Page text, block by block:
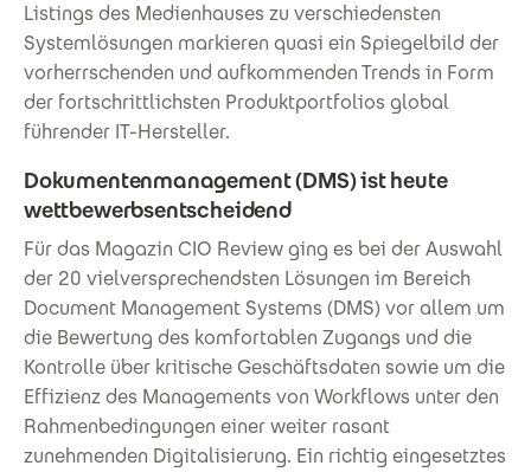
Listings des Medienhauses zu verschiedensten
Systemlösungen markieren quasi ein Spiegelbild der
vorherrschenden und aufkommenden Trends in Form
der fortschrittlichsten Produktportfolios global
führender IT-Hersteller.
Dokumentenmanagement (DMS) ist heute
wettbewerbsentscheidend
Für das Magazin CIO Review ging es bei der Auswahl
der 20 vielversprechendsten Lösungen im Bereich
Document Management Systems (DMS) vor allem um
die Bewertung des komfortablen Zugangs und die
Kontrolle über kritische Geschäftsdaten sowie um die
Effizienz des Managements von Workflows unter den
Rahmenbedingungen einer weiter rasant
zunehmenden Digitalisierung. Ein richtig eingesetztes